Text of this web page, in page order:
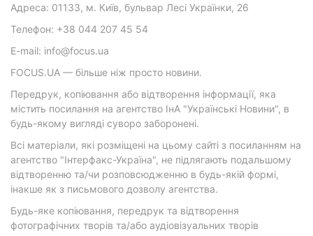
Адреса: 01133, м. Київ, бульвар Лесі Українки, 26
Телефон: +38 044 207 45 54
E-mail: info@focus.ua
FOCUS.UA — більше ніж просто новини.
Передрук, копіювання або відтворення інформації, яка
містить посилання на агентство ІнА "Українські Новини", в
будь-якому вигляді суворо заборонені.
Всі матеріали, які розміщені на цьому сайті з посиланням на
агентство "Інтерфакс-Україна", не підлягають подальшому
відтворенню та/чи розповсюдженню в будь-якій формі,
інакше як з письмового дозволу агентства.
Будь-яке копіювання, передрук та відтворення
фотографічних творів та/або аудіовізуальних творів